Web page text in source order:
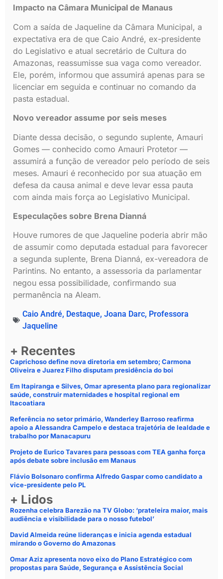
Impacto na Câmara Municipal de Manaus
Com a saída de Jaqueline da Câmara Municipal, a
expectativa era de que Caio André, ex-presidente
do Legislativo e atual secretário de Cultura do
Amazonas, reassumisse sua vaga como vereador.
Ele, porém, informou que assumirá apenas para se
licenciar em seguida e continuar no comando da
pasta estadual.
Novo vereador assume por seis meses
Diante dessa decisão, o segundo suplente, Amauri
Gomes — conhecido como Amauri Protetor —
assumirá a função de vereador pelo período de seis
meses. Amauri é reconhecido por sua atuação em
defesa da causa animal e deve levar essa pauta
com ainda mais força ao Legislativo Municipal.
Especulações sobre Brena Dianná
Houve rumores de que Jaqueline poderia abrir mão
de assumir como deputada estadual para favorecer
a segunda suplente, Brena Dianná, ex-vereadora de
Parintins. No entanto, a assessoria da parlamentar
negou essa possibilidade, confirmando sua
permanência na Aleam.
Caio André, Destaque, Joana Darc, Professora
Jaqueline
+ Recentes
Caprichoso define nova diretoria em setembro; Carmona
Oliveira e Juarez Filho disputam presidência do boi
Em Itapiranga e Silves, Omar apresenta plano para regionalizar
saúde, construir maternidades e hospital regional em
Itacoatiara
Referência no setor primário, Wanderley Barroso reafirma
apoio a Alessandra Campelo e destaca trajetória de lealdade e
trabalho por Manacapuru
Projeto de Eurico Tavares para pessoas com TEA ganha força
após debate sobre inclusão em Manaus
Flávio Bolsonaro confirma Alfredo Gaspar como candidato a
vice-presidente pelo PL
+ Lidos
Rozenha celebra Barezão na TV Globo: ‘prateleira maior, mais
audiência e visibilidade para o nosso futebol’
David Almeida reúne lideranças e inicia agenda estadual
mirando o Governo do Amazonas
Omar Aziz apresenta novo eixo do Plano Estratégico com
propostas para Saúde, Segurança e Assistência Social